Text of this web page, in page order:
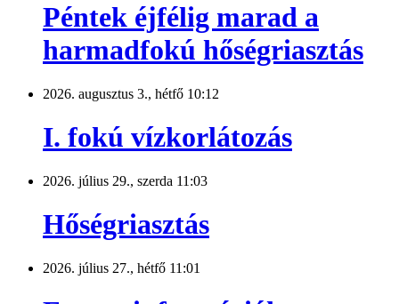
Péntek éjfélig marad a
harmadfokú hőségriasztás
2026. augusztus 3., hétfő 10:12
I. fokú vízkorlátozás
2026. július 29., szerda 11:03
Hőségriasztás
2026. július 27., hétfő 11:01